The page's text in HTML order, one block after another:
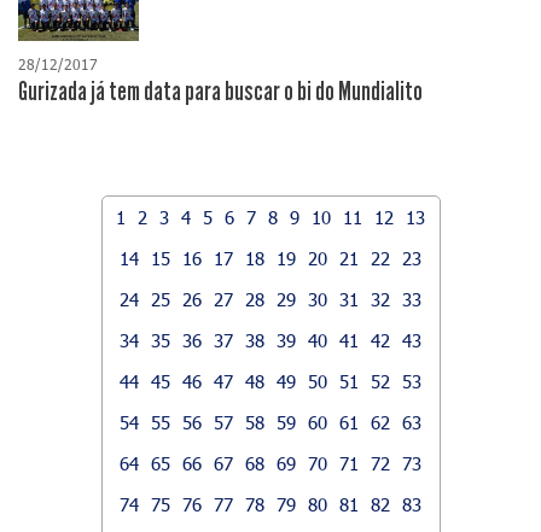
28/12/2017
Gurizada já tem data para buscar o bi do Mundialito
1 2 3 4 5 6 7 8 9 10 11 12
13
14
15 16 17 18 19 20 21 22
23
24
25 26 27 28 29 30 31 32
33
34 35 36 37 38 39 40 41 42
43
44 45 46 47 48 49 50 51 52
53
54 55 56 57 58 59 60 61 62
63
64 65 66 67 68 69 70 71 72
73
74 75 76 77 78 79 80 81 82
83